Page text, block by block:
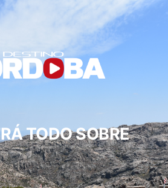
TODO SOBRE